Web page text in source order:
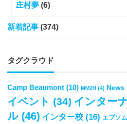
庄村夢 (6)
新着記事 (374)
タグクラウド
Camp Beaumont (10) MM2H (4) News
イベント (34) インター
ル (46) インター校 (16) エプソム